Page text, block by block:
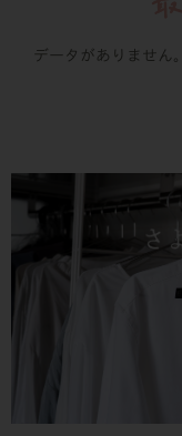
データがありません。